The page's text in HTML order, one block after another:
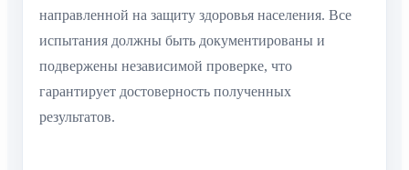
направленной на защиту здоровья населения. Все
испытания должны быть документированы и
подвержены независимой проверке, что
гарантирует достоверность полученных
результатов.